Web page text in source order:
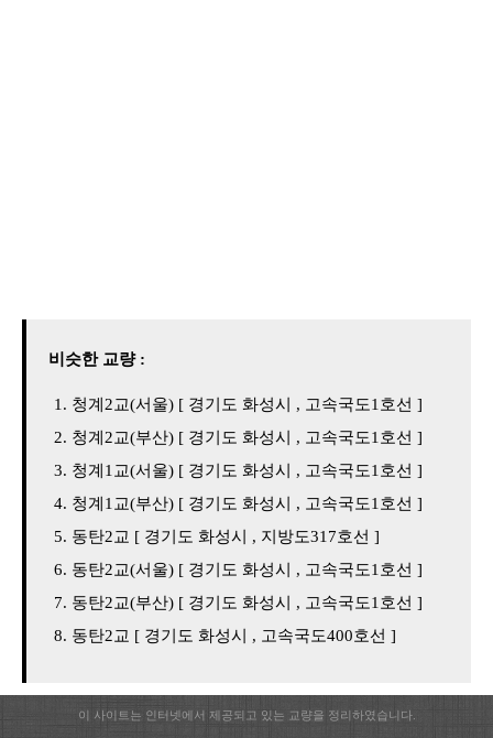
비슷한 교량 :
청계2교(서울) [ 경기도 화성시 , 고속국도1호선 ]
청계2교(부산) [ 경기도 화성시 , 고속국도1호선 ]
청계1교(서울) [ 경기도 화성시 , 고속국도1호선 ]
청계1교(부산) [ 경기도 화성시 , 고속국도1호선 ]
동탄2교 [ 경기도 화성시 , 지방도317호선 ]
동탄2교(서울) [ 경기도 화성시 , 고속국도1호선 ]
동탄2교(부산) [ 경기도 화성시 , 고속국도1호선 ]
동탄2교 [ 경기도 화성시 , 고속국도400호선 ]
이 사이트는 인터넷에서 제공되고 있는 교량을 정리하였습니다.